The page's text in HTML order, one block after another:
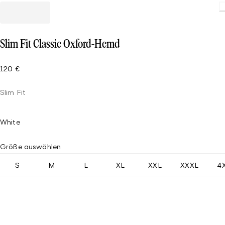
Slim Fit Classic Oxford-Hemd
120 €
Slim Fit
White
Größe auswählen
S M L XL XXL XXXL